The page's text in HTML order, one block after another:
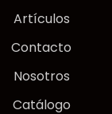
Artículos
Contacto
Nosotros
Catálogo